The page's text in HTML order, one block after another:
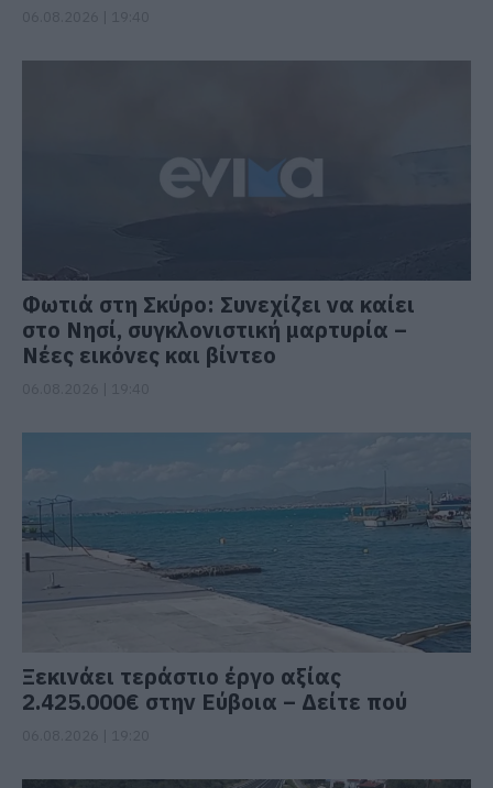
Φωτιά στη Σκύρο: Συνεχίζει να καίει
στο Νησί, συγκλονιστική μαρτυρία –
Νέες εικόνες και βίντεο
Ξεκινάει τεράστιο έργο αξίας
2.425.000€ στην Εύβοια – Δείτε πού